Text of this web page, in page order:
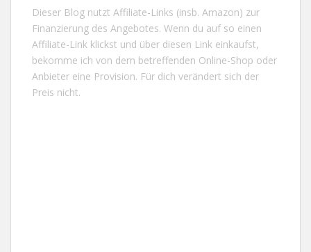
Dieser Blog nutzt Affiliate-Links (insb. Amazon) zur
Finanzierung des Angebotes. Wenn du auf so einen
Affiliate-Link klickst und über diesen Link einkaufst,
bekomme ich von dem betreffenden Online-Shop oder
Anbieter eine Provision. Für dich verändert sich der
Preis nicht.